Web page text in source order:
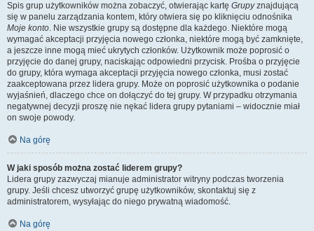
Spis grup użytkowników można zobaczyć, otwierając kartę Grupyznajdującą
się w panelu zarządzania kontem, który otwiera się po kliknięciu odnośnika
Moje konto. Nie wszystkie grupy są dostępne dla każdego. Niektóre mogą
wymagać akceptacji przyjęcia nowego członka, niektóre mogą być zamknięte,
a jeszcze inne mogą mieć ukrytych członków. Użytkownik może poprosić o
przyjęcie do danej grupy, naciskając odpowiedni przycisk. Prośba o przyjęcie
do grupy, która wymaga akceptacji przyjęcia nowego członka, musi zostać
zaakceptowana przez lidera grupy. Może on poprosić użytkownika o podanie
wyjaśnień, dlaczego chce on dołączyć do tej grupy. W przypadku otrzymania
negatywnej decyzji proszę nie nękać lidera grupy pytaniami – widocznie miał
on swoje powody.
Na górę
W jaki sposób można zostać liderem grupy?
Lidera grupy zazwyczaj mianuje administrator witryny podczas tworzenia
grupy. Jeśli chcesz utworzyć grupę użytkowników, skontaktuj się z
administratorem, wysyłając do niego prywatną wiadomość.
Na górę